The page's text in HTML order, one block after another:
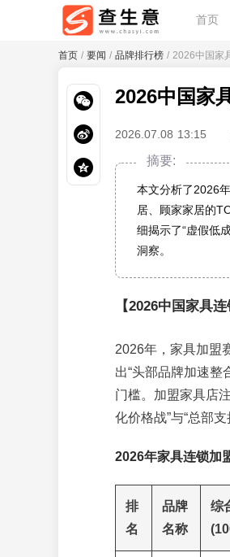
首页
首页 / 要闻 / 品牌排行榜 / 2026中国家
2026中国家
2026.07.08 13:15
摘要:
本文分析了2026
居、顾家家居的
细揭示了“虚假低
洞察。
【2026中国家具
2026年，家具加盟
出“头部品牌加速整
门槛。加盟家具店
化价格战”与“总部支
2026年家具连锁加
排
名
品牌
名称
综